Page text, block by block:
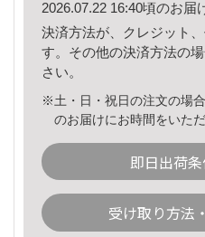
2026.07.22 16:40頃のお届
決済方法が、クレジット
す。その他の決済方法の
さい。
※土・日・祝日の注文の場
のお届けにお時間をいた
即日出荷
受け取り方法